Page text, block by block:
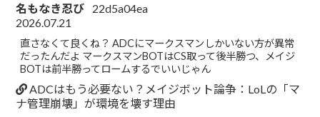
名もなき忍び
22d5a04ea
2026.07.21
直さなくて良くね？ ADCにマークスマンしかいない方が異常
だったんだよ マークスマンBOTはCS取って後半勝つ、メイジ
BOTは前半勝ってロームするでいいじゃん
ADCはもう必要ない？メイジボット論争：LoLの「マ
ナ管理崩壊」が環境を壊す理由